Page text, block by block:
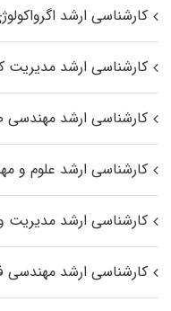
کارشناسی ارشد
کارشناسی ارشد مدیریت
کارشناسی ارشد مهندسی
کارشناسی ارشد علوم و
کارشناسی ارشد مدیریت و
کارشناسی ارشد